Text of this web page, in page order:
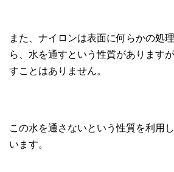
また、ナイロンは表面に何らかの処
ら、水を通すという性質があります
すことはありません。
この水を通さないという性質を利用
います。